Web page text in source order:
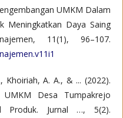
UMKM Dalam
Meningkatkan Daya Saing
11(1), 96–107.
Khoiriah, A. A., & ... (2022).
Desa Tumpakrejo
Produk. Jurnal …, 5(2).